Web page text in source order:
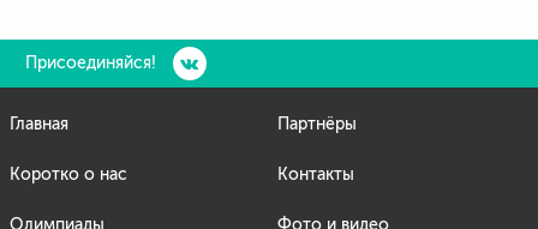
Присоединяйся!
Главная
Коротко о нас
Олимпиады
Партнёры
Контакты
Фото и видео